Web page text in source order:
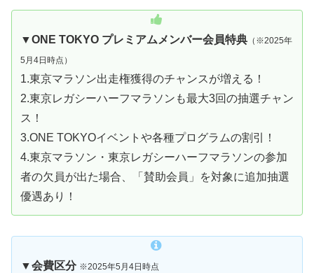
▼ONE TOKYO プレミアムメンバー会員特典 （※2025年
5月4日時点）
1.東京マラソン出走権獲得のチャンスが増える！
2.東京レガシーハーフマラソンも最大3回の抽選チャン
ス！
3.ONE TOKYOイベントや各種プログラムの割引！
4.東京マラソン・東京レガシーハーフマラソンの参加
者の欠員が出た場合、「賛助会員」を対象に追加抽選
優遇あり！
▼会費区分 ※2025年5月4日時点